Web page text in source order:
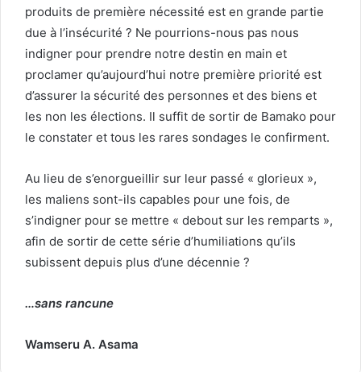
produits de première nécessité est en grande partie
due à l’insécurité ? Ne pourrions-nous pas nous
indigner pour prendre notre destin en main et
proclamer qu’aujourd’hui notre première priorité est
d’assurer la sécurité des personnes et des biens et
les non les élections. Il suffit de sortir de Bamako pour
le constater et tous les rares sondages le confirment.
Au lieu de s’enorgueillir sur leur passé « glorieux »,
les maliens sont-ils capables pour une fois, de
s’indigner pour se mettre « debout sur les remparts »,
afin de sortir de cette série d’humiliations qu’ils
subissent depuis plus d’une décennie ?
…sans rancune
Wamseru A. Asama